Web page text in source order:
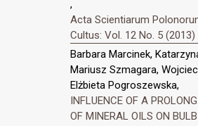
,
Acta Scientiarum
Cultus: Vol. 12 No. 5 (2013)
Barbara Marcinek,
Mariusz Szmagara,
Elżbieta Pogroszewska,
INFLUENCE OF A
OF MINERAL OILS ON